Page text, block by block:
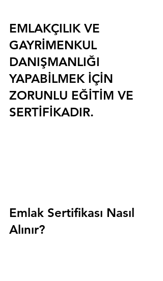
EMLAKÇILIK VE
GAYRİMENKUL
DANIŞMANLIĞI
YAPABİLMEK İÇİN
ZORUNLU EĞİTİM VE
SERTİFİKADIR.
Emlak Sertifikası Nasıl
Alınır?